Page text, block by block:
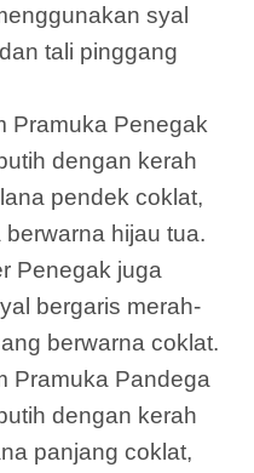
syal
tali pinggang
Pramuka Penegak
dengan kerah
pendek coklat,
hijau tua.
Penegak juga
bergaris merah-
berwarna coklat.
Pramuka Pandega
dengan kerah
panjang coklat,